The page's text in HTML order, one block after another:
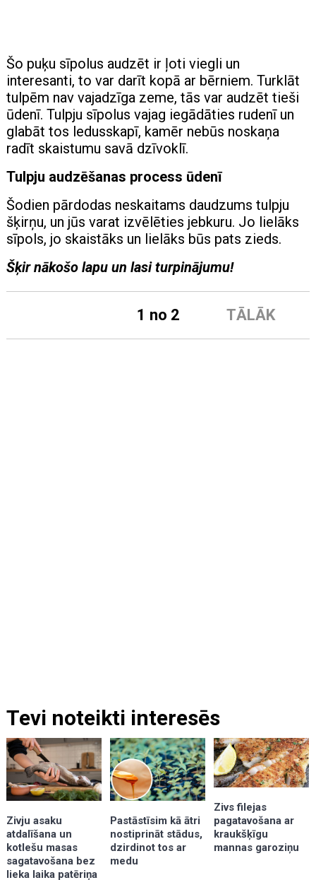
Šo puķu sīpolus audzēt ir ļoti viegli un
interesanti, to var darīt kopā ar bērniem. Turklāt
tulpēm nav vajadzīga zeme, tās var audzēt tieši
ūdenī. Tulpju sīpolus vajag iegādāties rudenī un
glabāt tos ledusskapī, kamēr nebūs noskaņa
radīt skaistumu savā dzīvoklī.
Tulpju audzēšanas process ūdenī
Šodien pārdodas neskaitams daudzums tulpju
šķirņu, un jūs varat izvēlēties jebkuru. Jo lielāks
sīpols, jo skaistāks un lielāks būs pats zieds.
Šķir nākošo lapu un lasi turpinājumu!
TĀLĀK
1 no 2
Tevi noteikti interesēs
Zivju asaku
atdalīšana un
kotlešu masas
sagatavošana bez
lieka laika patēriņa
Pastāstīsim kā ātri
nostiprināt stādus,
dzirdinot tos ar
medu
Zivs filejas
pagatavošana ar
kraukšķīgu
mannas garoziņu